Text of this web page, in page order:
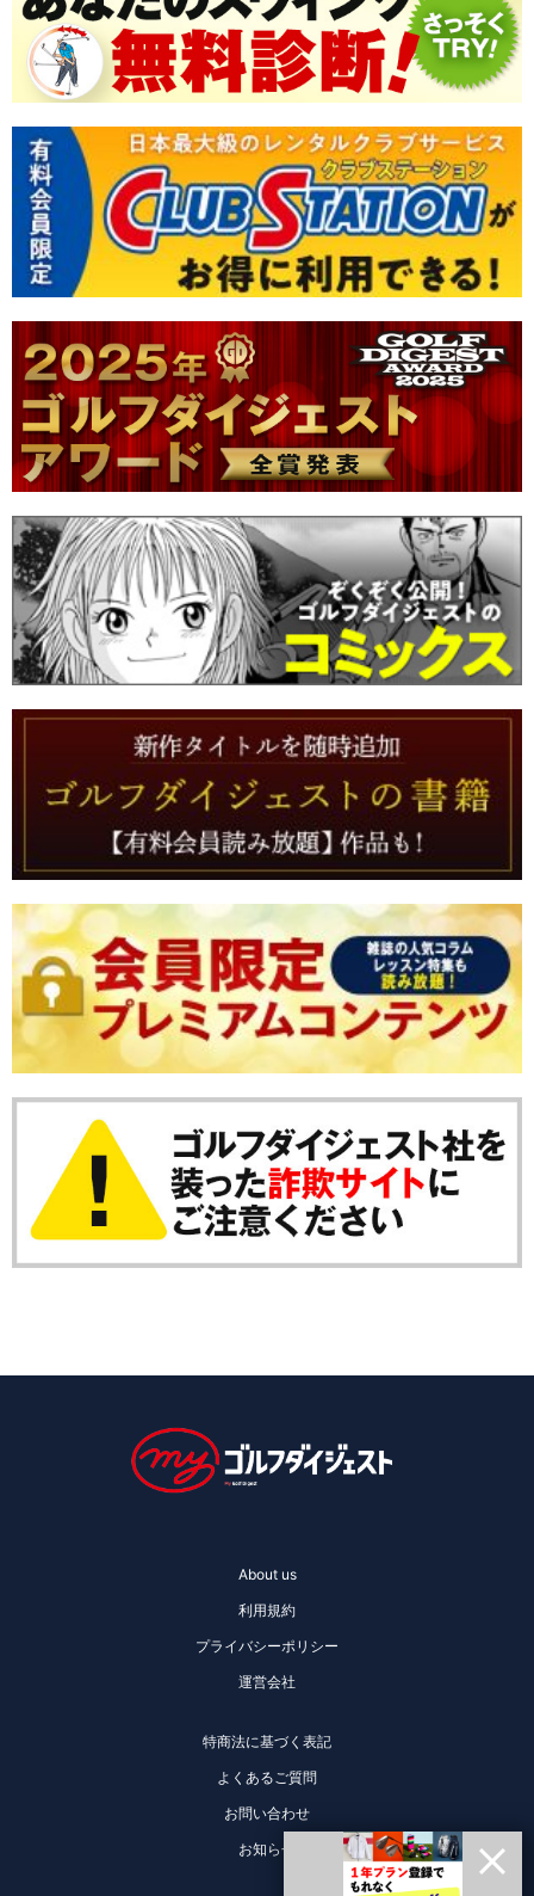
About us
利用規約
プライバシーポリシー
運営会社
特商法に基づく表記
よくあるご質問
お問い合わせ
お知らせ